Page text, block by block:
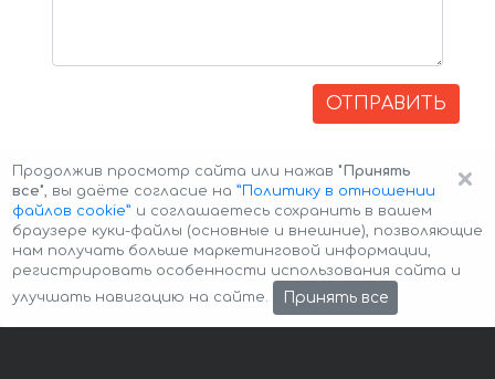
ОТПРАВИТЬ
Авторские права © 2026 Авто-Аренда Cookie Policy
×
Продолжив просмотр сайта или нажав "Принять
все", вы даёте согласие на ”Политику в отношении
файлов cookie” и соглашаетесь сохранить в вашем
браузере куки-файлы (основные и внешние), позволяющие
нам получать больше маркетинговой информации,
регистрировать особенности использования сайта и
улучшать навигацию на сайте.
Принять все